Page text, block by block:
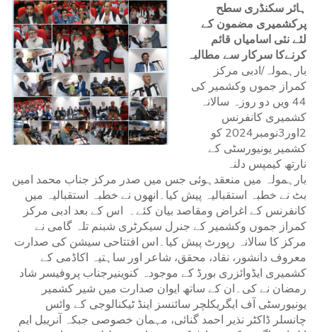
ہائر سکنڈری سطح
پرکشمیری مضمون کے
لئے نئی اسامیاں قائم
کرنےکا سرکار سے مطالبہ
بارہمولہ/ادبی مرکز
کمراز جموں وکشمیر کی
44 ویں دو روزہ سالانہ
کشمیری کانفرنس
2اور3نومبر2024 کو
کشمیر یونیورسٹی کے
نارتھ کیمپس دلنہ
بارہمولہ میں منعقدہوئی جس میں صدر مرکز جناب محمد امین
بٹ نے خطبہ استقبالیہ پیش کیا۔انھوں نے خطبہ استقبالیہ میں
کانفرنس کے اغراض ومقاصد بیان کئے۔ اس کے بعد ادبی مرکز
کمراز جموں وکشمیر کے جنرل سیکرٹری شبنم تلہ گامی نے
مرکز کا سالانہ رپورٹ پیش کیا۔اس افتتاحی سیشن کی صدارت
معروف دانشور، نقاد، محقق، شاعر اور ساہتیہ اکاڈمی کے
کشمیری ایڈوائزری بورڈ کے موجودہ کنوینیرجناب پروفیسر شاد
رمضان نے کی۔ان کے ساتھ ایوان صدارت میں شیر کشمیر
یونیورسٹی آف ایگریکلچر سائنسز اینڈ ٹیکنالوجی کے وائس
چانسلر ڈاکٹر نذیر احمد گنائی، مہمان خصوصی جبکہ آنریبل ایم